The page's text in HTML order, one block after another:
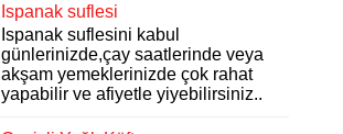
Ispanak suflesi
Ispanak suflesini kabul
günlerinizde,çay saatlerinde veya
akşam yemeklerinizde çok rahat
yapabilir ve afiyetle yiyebilirsiniz..